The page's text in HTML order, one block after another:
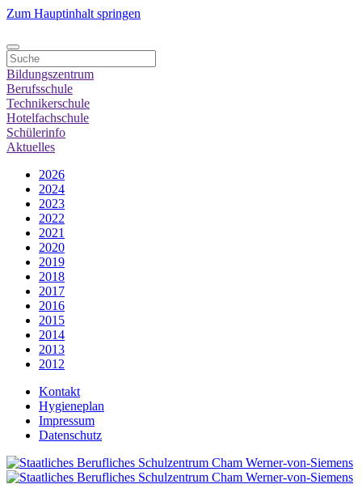
Zum Hauptinhalt springen
Bildungszentrum
Berufsschule
Technikerschule
Hotelfachschule
Schülerinfo
Aktuelles
2026
2024
2023
2022
2021
2020
2019
2018
2017
2016
2015
2014
2013
2012
Kontakt
Hygieneplan
Impressum
Datenschutz